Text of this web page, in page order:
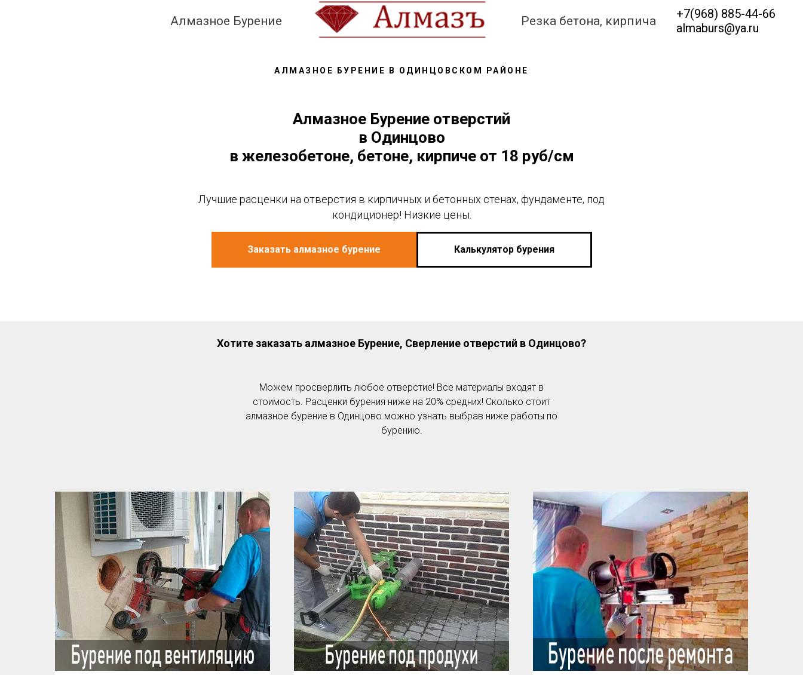
Алмазное Бурение Резка бетона, кирпича
+7(968) 885-44-66
almaburs@ya.ru
АЛМАЗНОЕ БУРЕНИЕ В ОДИНЦОВСКОМ РАЙОНЕ
Алмазное Бурение отверстий
в Одинцово
в железобетоне, бетоне, кирпиче от 18 руб/см
Лучшие расценки на отверстия в кирпичных и бетонных стенах, фундаменте, под
кондиционер! Низкие цены.
Заказать алмазное бурение Калькулятор бурения
Хотите заказать алмазное Бурение, Сверление отверстий в Одинцово?
Можем просверлить любое отверстие! Все материалы входят в
стоимость. Расценки бурения ниже на 20% средних! Сколько стоит
алмазное бурение в Одинцово можно узнать выбрав ниже работы по
бурению.